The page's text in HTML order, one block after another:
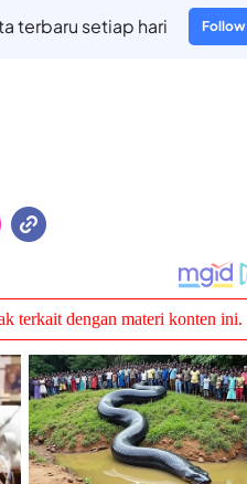
terbaru setiap hari Follow